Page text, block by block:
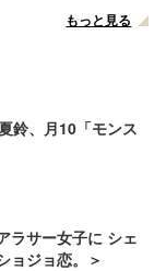
もっと見る
鈴、月10「モンス
ラサー女子に シェ
ョジョ恋。＞